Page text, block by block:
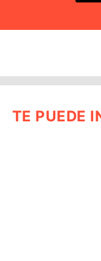
TE PUEDE